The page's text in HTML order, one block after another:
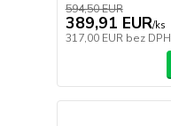
594,50 EUR
389,91 EUR/ks
317,00 EUR bez DPH